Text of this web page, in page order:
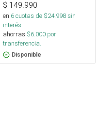
$ 149.990
en 6cuotas de $24.998sin
interés
ahorras $6.000 por
transferencia.
Disponible